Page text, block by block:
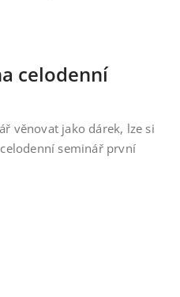
celodenní
věnovat jako dárek, lze si
seminář první